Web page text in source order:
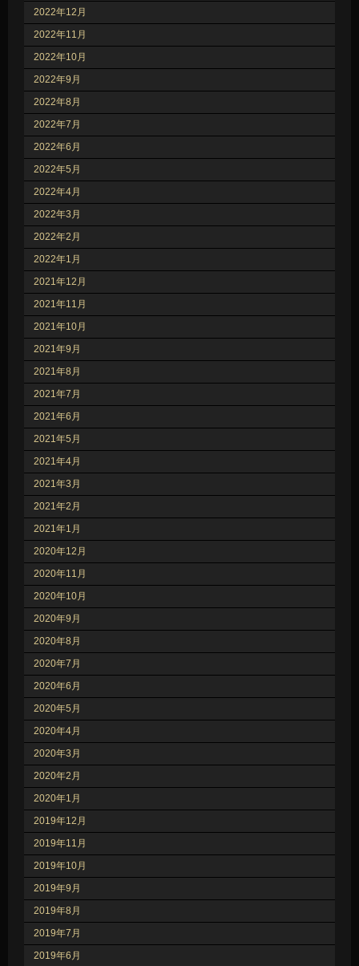
2022年12月
2022年11月
2022年10月
2022年9月
2022年8月
2022年7月
2022年6月
2022年5月
2022年4月
2022年3月
2022年2月
2022年1月
2021年12月
2021年11月
2021年10月
2021年9月
2021年8月
2021年7月
2021年6月
2021年5月
2021年4月
2021年3月
2021年2月
2021年1月
2020年12月
2020年11月
2020年10月
2020年9月
2020年8月
2020年7月
2020年6月
2020年5月
2020年4月
2020年3月
2020年2月
2020年1月
2019年12月
2019年11月
2019年10月
2019年9月
2019年8月
2019年7月
2019年6月